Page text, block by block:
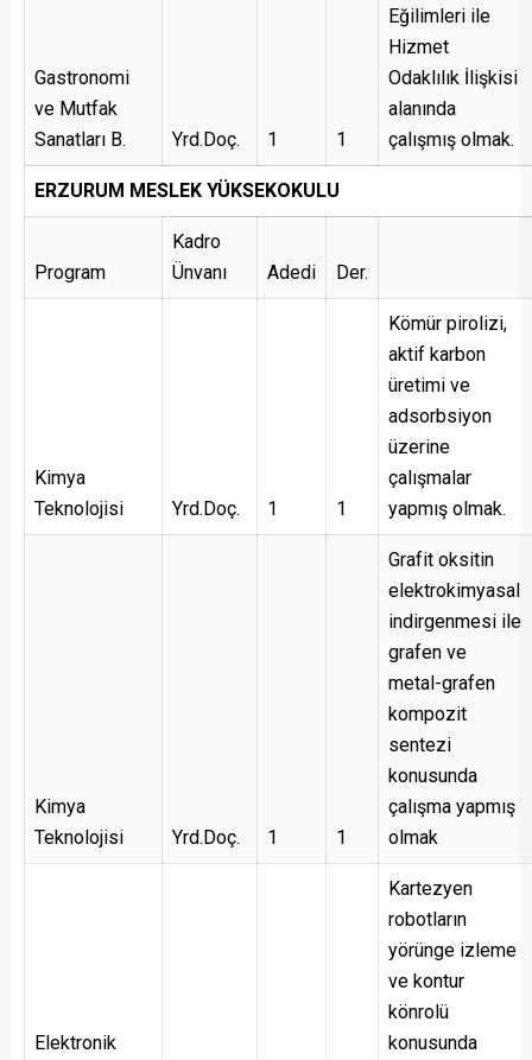
Gastronomi
ve Mutfak
Sanatları B.
Yrd.Doç. 1 1
Eğilimleri ile
Hizmet
Odaklılık İlişkisi
alanında
çalışmış olmak.
ERZURUM MESLEK YÜKSEKOKULU
Program
Kadro
Ünvanı
Adedi Der.
Kimya
Teknolojisi
Yrd.Doç. 1 1
Kömür pirolizi,
aktif karbon
üretimi ve
adsorbsiyon
üzerine
çalışmalar
yapmış olmak.
Kimya
Teknolojisi
Yrd.Doç. 1 1
Grafit oksitin
elektrokimyasal
indirgenmesi ile
grafen ve
metal-grafen
kompozit
sentezi
konusunda
çalışma yapmış
olmak
Elektronik
Kartezyen
robotların
yörünge izleme
ve kontur
könrolü
konusunda